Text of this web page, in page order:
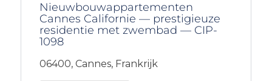
Nieuwbouwappartementen
Cannes Californie — prestigieuze
residentie met zwembad — CIP-
1098
06400, Cannes, Frankrijk